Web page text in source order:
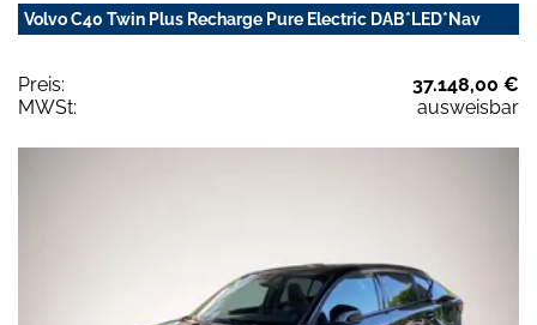
Volvo C40 Twin Plus Recharge Pure Electric DAB*LED*Nav
Preis:
37.148,00 €
MWSt:
ausweisbar